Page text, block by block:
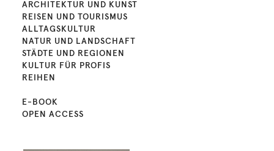
ARCHITEKTUR UND KUNST
REISEN UND TOURISMUS
ALLTAGSKULTUR
NATUR UND LANDSCHAFT
STÄDTE UND REGIONEN
KULTUR FÜR PROFIS
REIHEN
E-BOOK
OPEN ACCESS